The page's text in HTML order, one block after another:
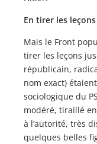
En tirer les
Mais le Front
tirer les leçons
républicain,
nom exact)
sociologique du
modéré, tiraillé
à l’autorité, très
quelques belles